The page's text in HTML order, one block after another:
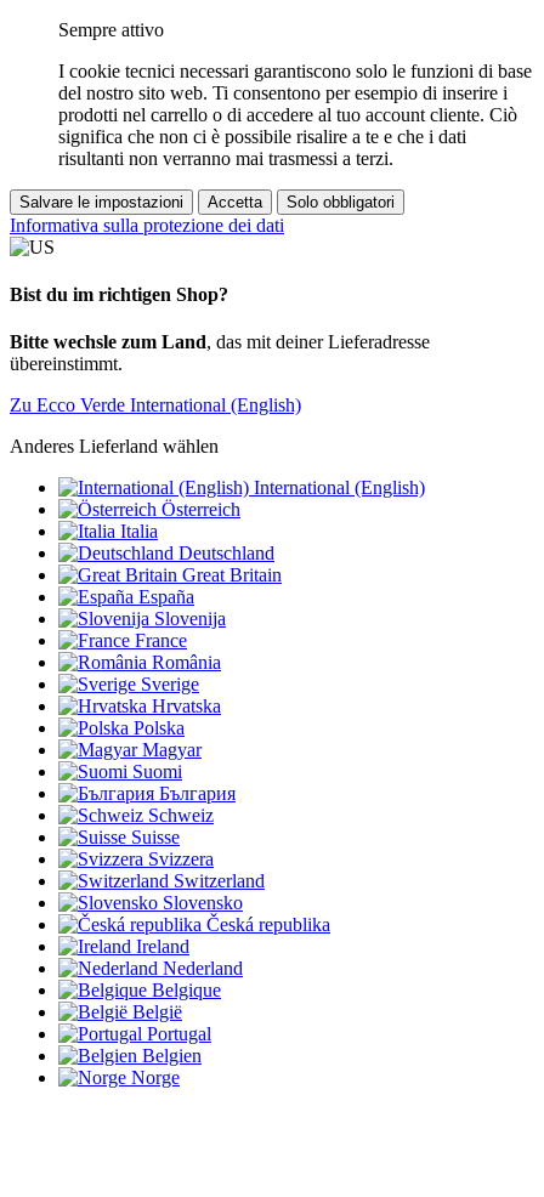
Sempre attivo
I cookie tecnici necessari garantiscono solo le funzioni di base
del nostro sito web. Ti consentono per esempio di inserire i
prodotti nel carrello o di accedere al tuo account cliente. Ciò
significa che non ci è possibile risalire a te e che i dati
risultanti non verranno mai trasmessi a terzi.
Salvare le impostazioni Accetta Solo obbligatori
Informativa sulla protezione dei dati
Bist du im richtigen Shop?
Bitte wechsle zum Land, das mit deiner Lieferadresse
übereinstimmt.
Zu Ecco Verde International (English)
Anderes Lieferland wählen
International (English)
Österreich
Italia
Deutschland
Great Britain
España
Slovenija
France
România
Sverige
Hrvatska
Polska
Magyar
Suomi
България
Schweiz
Suisse
Svizzera
Switzerland
Slovensko
Česká republika
Ireland
Nederland
Belgique
België
Portugal
Belgien
Norge